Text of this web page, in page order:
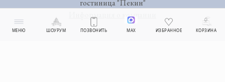
МЕНЮ ШОУРУМ ПОЗВОНИТЬ MAX ИЗБРАННОЕ КОРЗИНА
гостиница "Пекин"
Информация о компании